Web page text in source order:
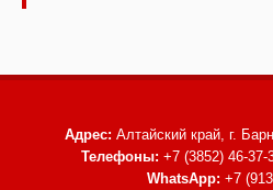
Адрес: Алтайский край, г.
Телефоны: +7 (3852) 46-37-
WhatsApp: +7